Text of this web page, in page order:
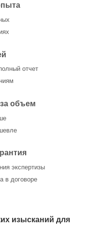
отчет
объем
экспертизы
в договоре
изысканий для